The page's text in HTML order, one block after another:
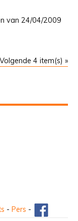
van 24/04/2009
Volgende 4 item(s) »
- Pers -